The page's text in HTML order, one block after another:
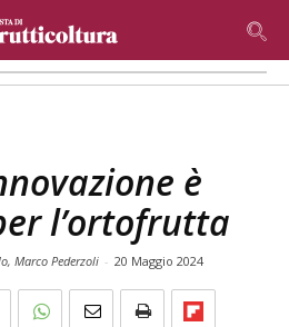
è
l’ortofrutta
Marco Pederzoli - 20 Maggio 2024